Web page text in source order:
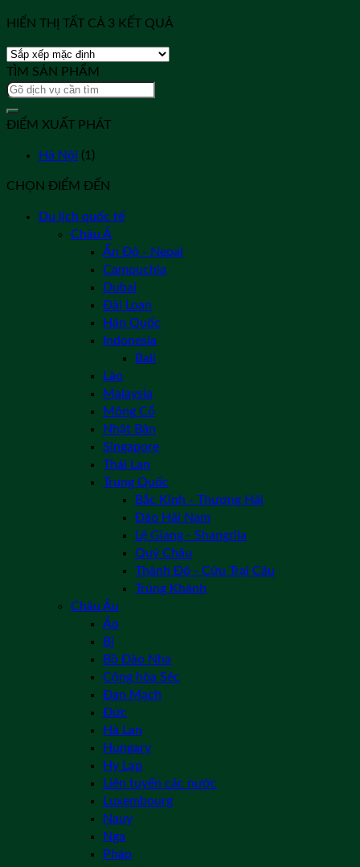
HIỂN THỊ TẤT CẢ 3 KẾT QUẢ
TÌM SẢN PHẨM
Tìm
kiếm:
ĐIỂM XUẤT PHÁT
Hà Nội (1)
CHỌN ĐIỂM ĐẾN
Du lịch quốc tế
Châu Á
Ấn Độ - Nepal
Campuchia
Dubai
Đài Loan
Hàn Quốc
Indonesia
Bali
Lào
Malaysia
Mông Cổ
Nhật Bản
Singapore
Thái Lan
Trung Quốc
Bắc Kinh - Thượng Hải
Đảo Hải Nam
Lệ Giang - Shangrila
Quý Châu
Thành Đô - Cửu Trại Câu
Trùng Khánh
Châu Âu
Áo
Bỉ
Bồ Đào Nha
Cộng hòa Séc
Đan Mạch
Đức
Hà Lan
Hungary
Hy Lạp
Liên tuyến các nước
Luxembourg
Nauy
Nga
Pháp